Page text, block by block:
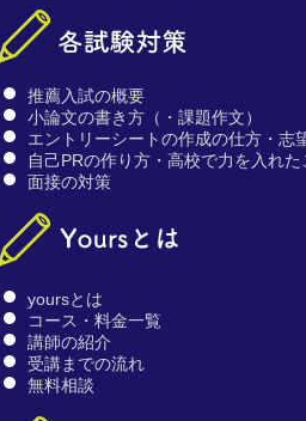
推薦入試の概要
小論文の書き方（・課題作文）
エントリーシートの作成の仕方・志
自己PRの作り方・高校で力を入れ
面接の対策
yoursとは
コース・料金一覧
講師の紹介
受講までの流れ
無料相談